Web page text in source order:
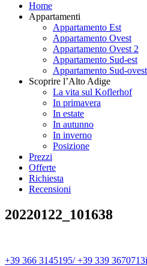
Home
Appartamenti
Appartamento Est
Appartamento Ovest
Appartamento Ovest 2
Appartamento Sud-est
Appartamento Sud-ovest
Scoprire l’Alto Adige
La vita sul Koflerhof
In primavera
In estate
In autunno
In inverno
Posizione
Prezzi
Offerte
Richiesta
Recensioni
20220122_101638
+39 366 3145195/ +39 339 3670713